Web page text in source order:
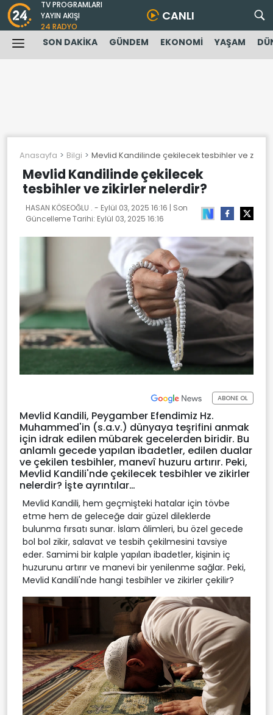
TV PROGRAMLARI
YAYIN AKIŞI
24 RADYO
CANLI
SON DAKİKA GÜNDEM EKONOMİ YAŞAM
Anasayfa Bilgi Mevlid Kandilinde çekilecek tesbihler ve
Mevlid Kandilinde çekilecek
tesbihler ve zikirler nelerdir?
HASAN KÖSEOĞLU . - Eylül 03, 2025 16:16 | Son
Güncelleme Tarihi: Eylül 03, 2025 16:16
ABONE OL
Mevlid Kandili, Peygamber Efendimiz Hz.
Muhammed'in (s.a.v.) dünyaya teşrifini anmak
için idrak edilen mübarek gecelerden biridir. Bu
anlamlı gecede yapılan ibadetler, edilen dualar
ve çekilen tesbihler, manevî huzuru artırır. Peki,
Mevlid Kandili'nde çekilecek tesbihler ve zikirler
nelerdir? İşte ayrıntılar…
Mevlid Kandili, hem geçmişteki hatalar için tövbe
etme hem de geleceğe dair güzel dileklerde
bulunma fırsatı sunar. İslam âlimleri, bu özel gecede
bol bol zikir, salavat ve tesbih çekilmesini tavsiye
eder. Samimi bir kalple yapılan ibadetler, kişinin iç
huzurunu artırır ve manevi bir yenilenme sağlar. Peki,
Mevlid Kandili'nde hangi tesbihler ve zikirler çekilir?